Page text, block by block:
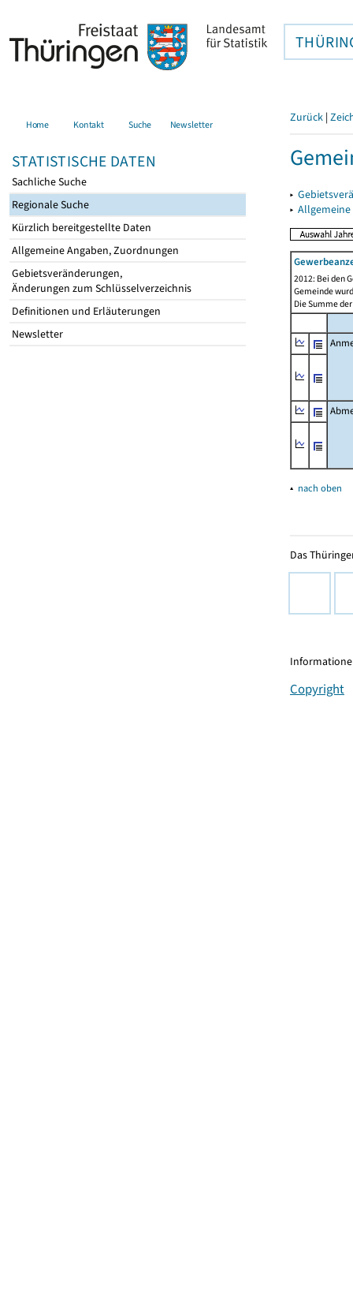
Home Kontakt Suche Newsletter
STATISTISCHE DATEN
Sachliche Suche
Regionale Suche
Kürzlich bereitgestellte Daten
Allgemeine Angaben, Zuordnungen
Gebietsveränderungen,
Änderungen zum Schlüsselverzeichnis
Definitionen und Erläuterungen
Newsletter
Zurück |
▸
▸
2012: Bei den
Gemeinde
Die Summe
▴ nach oben
Das
Copyright